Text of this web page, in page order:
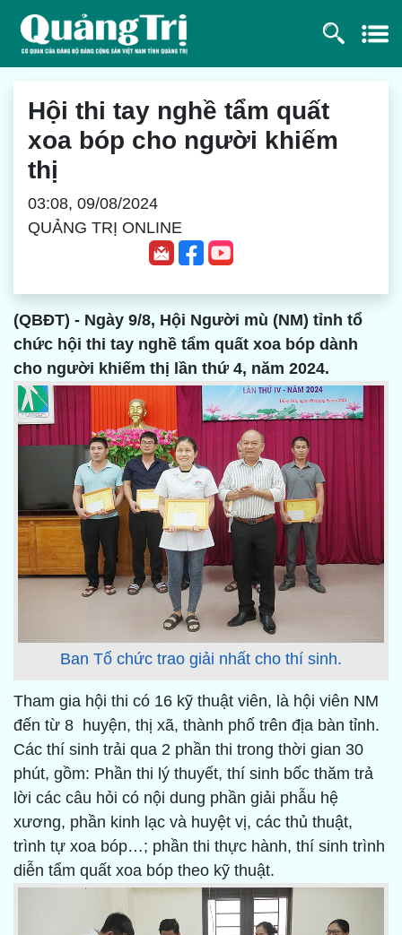
Hội thi tay nghề tẩm quất
xoa bóp cho người khiếm
thị
03:08, 09/08/2024
QUẢNG TRỊ ONLINE
(QBĐT) - Ngày 9/8, Hội Người mù (NM) tỉnh tổ
chức hội thi tay nghề tẩm quất xoa bóp dành
cho người khiếm thị lần thứ 4, năm 2024.
Ban Tổ chức trao giải nhất cho thí sinh.
Tham gia hội thi có 16 kỹ thuật viên, là hội viên NM
đến từ 8 huyện, thị xã, thành phố trên địa bàn tỉnh.
Các thí sinh trải qua 2 phần thi trong thời gian 30
phút, gồm: Phần thi lý thuyết, thí sinh bốc thăm trả
lời các câu hỏi có nội dung phần giải phẫu hệ
xương, phần kinh lạc và huyệt vị, các thủ thuật,
trình tự xoa bóp…; phần thi thực hành, thí sinh trình
diễn tẩm quất xoa bóp theo kỹ thuật.